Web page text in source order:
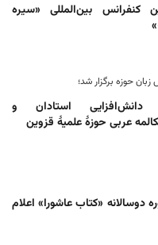
کنفرانس بین‌المللی «سیره
حوزه‌ برگزار شد؛
استادان و
عربی حوزهٔ علمیهٔ قزوین
دوسالانه‌ «کتاب عاشورا» اعلام